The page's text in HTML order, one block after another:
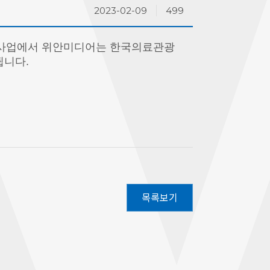
2023-02-09 499
에서 위안미디어는 한국의료관광
니다.
목록보기